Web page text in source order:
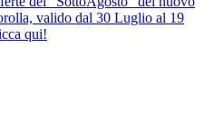
valido dal 30 Luglio al 19
qui!